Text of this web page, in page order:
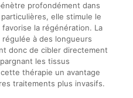
profondément dans
elle stimule le
la régénération. La
à des longueurs
donc de cibler directement
les tissus
thérapie un avantage
traitements plus invasifs.